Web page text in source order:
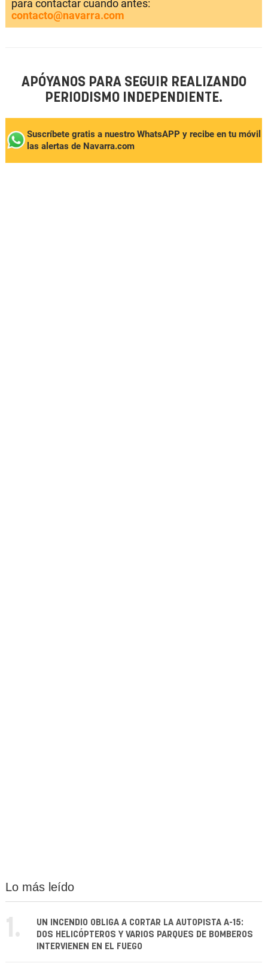
para contactar cuando antes:
contacto@navarra.com
APÓYANOS PARA SEGUIR REALIZANDO
PERIODISMO INDEPENDIENTE.
Suscríbete gratis a nuestro WhatsAPP y recibe en tu móvil
las alertas de Navarra.com
Lo más leído
1.
UN INCENDIO OBLIGA A CORTAR LA AUTOPISTA A-15:
DOS HELICÓPTEROS Y VARIOS PARQUES DE BOMBEROS
INTERVIENEN EN EL FUEGO